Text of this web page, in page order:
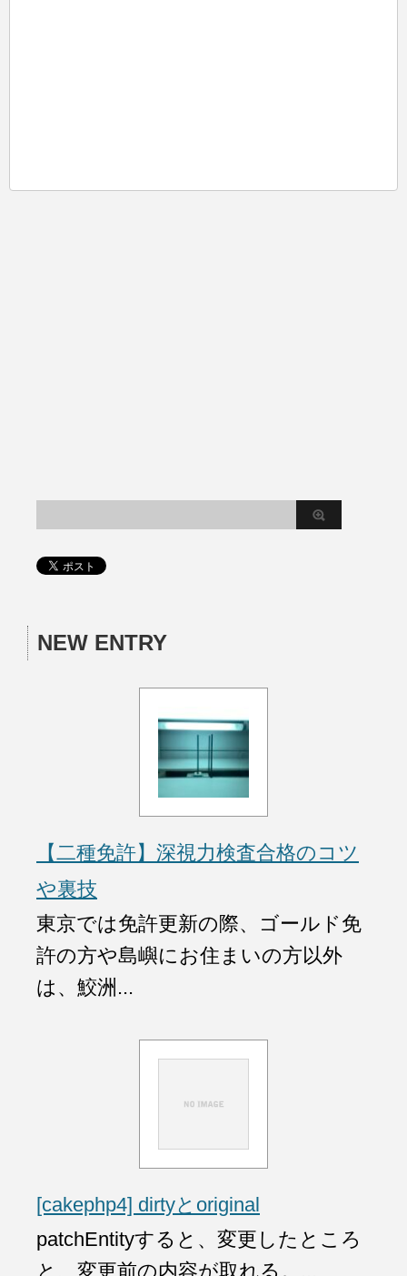
NEW ENTRY
【二種免許】深視力検査合格のコツ
や裏技
東京では免許更新の際、ゴールド免
許の方や島嶼にお住まいの方以外
は、鮫洲...
[cakephp4] dirtyとoriginal
patchEntityすると、変更したところ
と、変更前の内容が取れる。...